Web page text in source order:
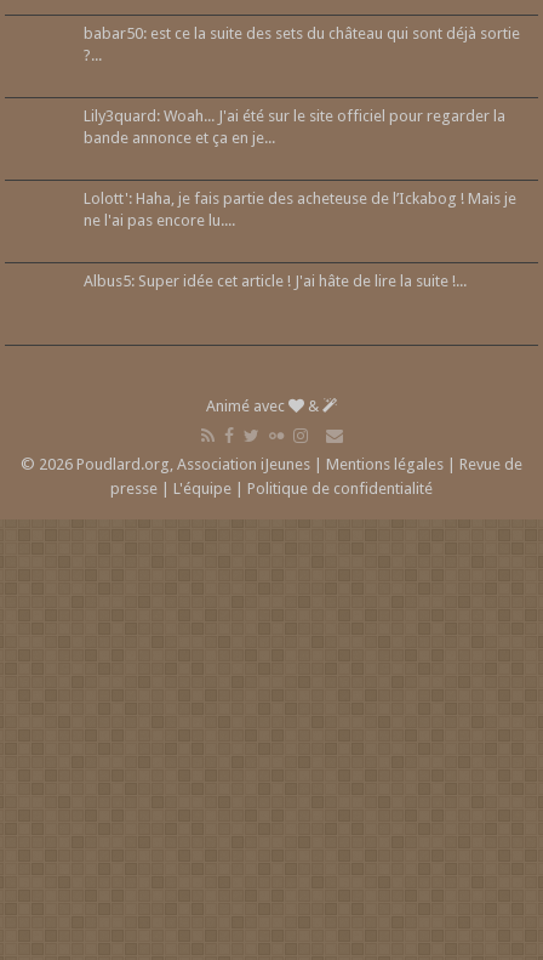
babar50: est ce la suite des sets du château qui sont déjà sortie
?...
Lily3quard: Woah... J'ai été sur le site officiel pour regarder la
bande annonce et ça en je...
Lolott': Haha, je fais partie des acheteuse de l’Ickabog ! Mais je
ne l'ai pas encore lu....
Albus5: Super idée cet article ! J'ai hâte de lire la suite !...
Animé avec &
© 2026 Poudlard.org, Association iJeunes | Mentions légales
Revue de
presse
L'équipe Politique de confidentialité